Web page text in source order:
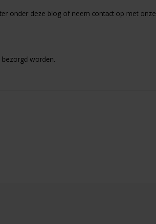
onder deze blog of neem contact op met onze
worden.